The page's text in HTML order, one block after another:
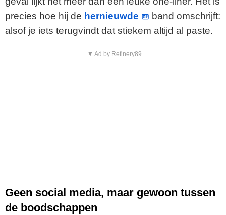
precies hoe hij de hernieuwde
band omschrijft:
alsof je iets terugvindt dat stiekem altijd al paste.
▼ Ad by Refinery89
Geen social media, maar gewoon tussen
de boodschappen